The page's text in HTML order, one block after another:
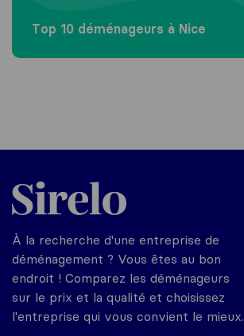
Top 10 déménageurs à Nice
Sirelo.fr
À la recherche d'une entreprise de
déménagement ? Vous êtes au bon
endroit ! Comparez les déménageurs
sur le prix et la qualité et choisissez
l'entreprise qui vous convient le mieux.